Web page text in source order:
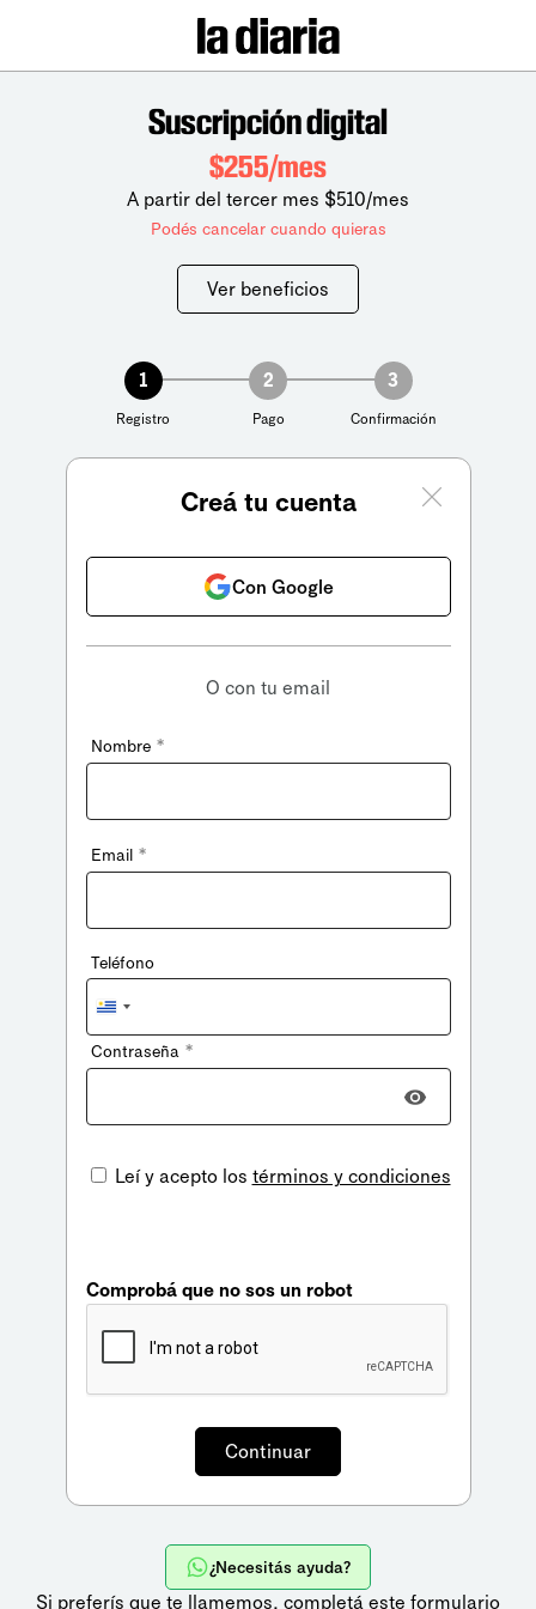
Suscripción digital
$255/mes
A partir del tercer mes $510/mes
Podés cancelar cuando quieras
Ver beneficios
1
Registro
2
Pago
3
Confirmación
Creá tu cuenta
Con Google
O con tu email
Nombre *
Email *
Teléfono
Uruguay
+598
Contraseña *
Leí y acepto los términos y condiciones
Comprobá que no sos un robot
¿Necesitás ayuda?
Si preferís que te llamemos, completá este formulario